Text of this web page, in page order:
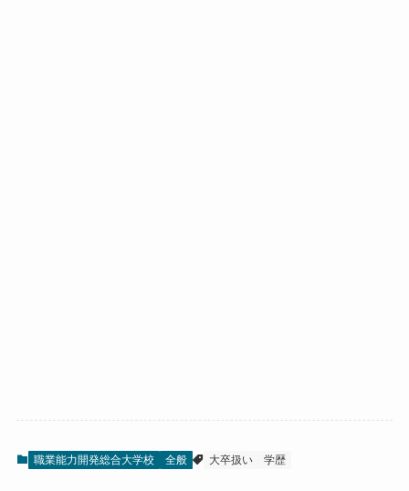
職業能力開発総合大学校 全般 大卒扱い 学歴